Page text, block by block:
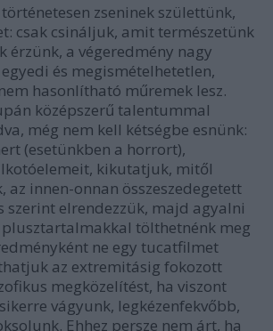
zseninek születtünk,
csak csináljuk, amit természetünk
érzünk, a végeredmény nagy
és megismételhetetlen,
hasonlítható műremek lesz.
középszerű talentummal
még nem kell kétségbe esnünk:
(esetünkben a horrort),
kikutatjuk, mitől
az innen-onnan összeszedegetett
szerint elrendezzük, majd agyalni
tölthetnénk meg
ne egy tucatfilmet
az extremitásig fokozott
megközelítést, ha viszont
vágyunk, legkézenfekvőbb,
Ehhez persze nem árt, ha